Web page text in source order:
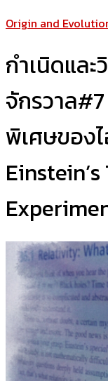
Origin and
กำเนิดแล
จักรวาล
พิเศษของ